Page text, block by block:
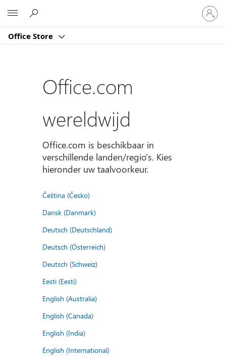
Office Store
Meld
je
aan
je
Office.com
wereldwijd
Office.com is beschikbaar in
verschillende landen/regio's. Kies
hieronder uw taalvoorkeur.
Čeština (Česko)
Dansk (Danmark)
Deutsch (Deutschland)
Deutsch (Österreich)
Deutsch (Schweiz)
Eesti (Eesti)
English (Australia)
English (Canada)
English (India)
English (International)